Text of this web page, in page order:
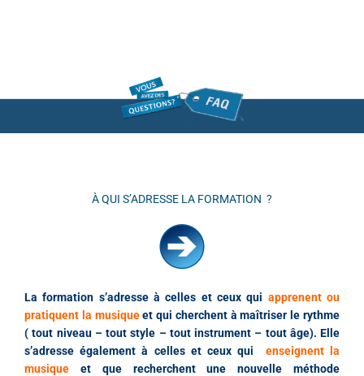
À QUI S’ADRESSE LA FORMATION ?
La formation s’adresse à celles et ceux qui apprenent ou
pratiquent la musiqueet qui cherchent à maîtriser le rythme
( tout niveau – tout style – tout instrument – tout âge). Elle
s’adresse également à celles et ceux qui enseignent la
musique et que recherchent une nouvelle méthode